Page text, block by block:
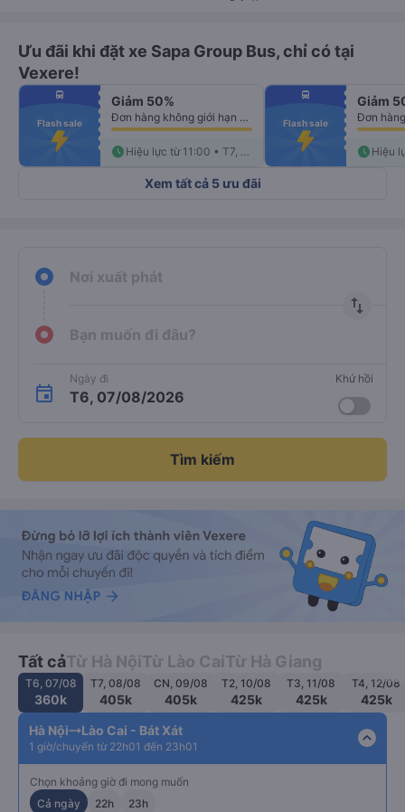
Ưu đãi khi đặt xe Sapa Group Bus, chỉ có tại
Vexere!
fiber_manual_record
fiber_manual_record
fiber_manual_record
fiber_manual_record
fiber_manual_record
fiber_manual_record
fiber_manual_record
directions_bus
Flash sale
Giảm 50%
Đơn hàng không giới hạn số lượng vé
schedule Hiệu lực từ 11:00 • T7, 08/08
fiber_manual_record
fiber_manual_record
fiber_manual_record
fiber_manual_record
fiber_manual_record
fiber_manual_record
fiber_manual_record
directions_bus
Flash sale
Giảm
schedule
Xem tất cả 5 ưu đãi
Nơi xuất phát
import_export
Bạn muốn đi đâu?
Ngày đi
T6, 07/08/2026
Khứ hồi
Tìm kiếm
Tất cảTừ Hà NộiTừ Lào CaiTừ Hà Giang
T6, 07/08
360k
T7, 08/08
405k
CN, 09/08
405k
T2, 10/08
425k
T3, 11/08
425k
T4, 12/08
425k
Hà Nội
Lào Cai - Bát Xát
1 giờ/chuyến từ 22h01 đến 23h01 expand_less
Chọn khoảng giờ đi mong muốn
Cả ngày
22h 23h